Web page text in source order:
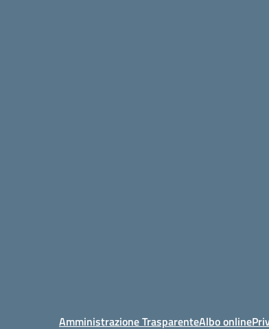
Amministrazione TrasparenteAlbo online